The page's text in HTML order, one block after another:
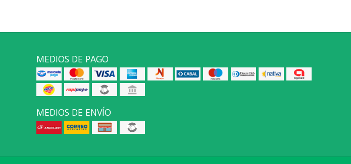
MEDIOS DE PAGO
MEDIOS DE ENVÍO